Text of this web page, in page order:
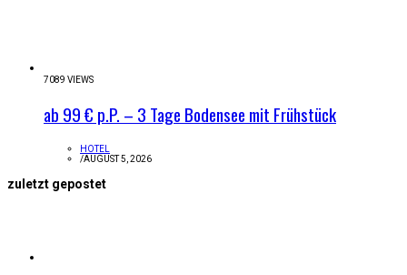
7089 VIEWS
ab 99 € p.P. – 3 Tage Bodensee mit Frühstück
HOTEL
/AUGUST 5, 2026
zuletzt gepostet